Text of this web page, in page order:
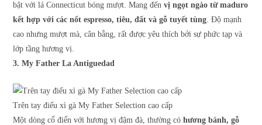
bật với lá Connecticut bóng mượt. Mang đếnvị ngọt ngào từ maduro
kết hợp với các nốt espresso, tiêu, đất và gỗ tuyết tùng. Độ mạnh
cao nhưng mượt mà, cân bằng, rất được yêu thích bởi sự phức tạp và
lớp tầng hương vị.
3. My Father La Antiguedad
Trên tay điếu xì gà My Father Selection cao cấp
Một dòng cổ điển với hương vị đậm đà, thường cóhương bánh, gỗ